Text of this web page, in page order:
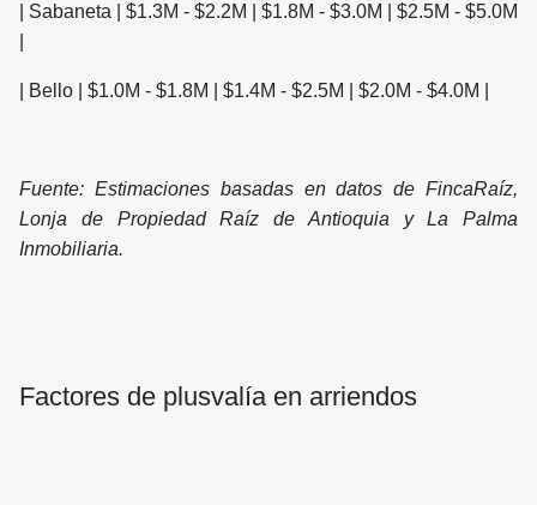
| Sabaneta | $1.3M - $2.2M | $1.8M - $3.0M | $2.5M - $5.0M
| Bello | $1.0M - $1.8M | $1.4M - $2.5M | $2.0M - $4.0M |
Fuente: Estimaciones basadas en datos de FincaRaíz,
Lonja de Propiedad Raíz de Antioquia y La Palma
Inmobiliaria.
Factores de plusvalía en arriendos